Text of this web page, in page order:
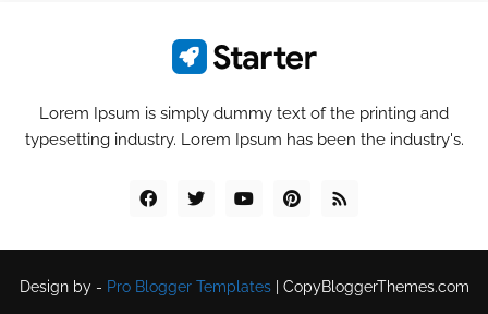
Lorem Ipsum is simply dummy text of the printing and
typesetting industry. Lorem Ipsum has been the industry's.
Design by - Pro Blogger Templates| CopyBloggerThemes.com